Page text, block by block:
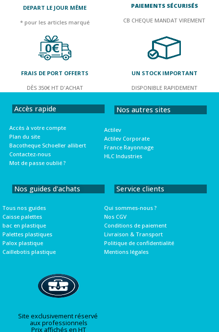
DEPART LE JOUR MÊME
* pour les articles marqué
PAIEMENTS SÉCURISÉS
CB CHEQUE MANDAT VIREMENT
FRAIS DE PORT OFFERTS
DÈS 350€ HT D'ACHAT
UN STOCK IMPORTANT
DISPONIBLE RAPIDEMENT
Accès rapide
Accès à votre compte
Plan du site
Bacotheque Schoeller allibert
Contactez-nous
Mot de passe oublié ?
Nos autres sites
Actilev
Actilev Corporate
France Rayonnage
HLC Industries
Nos guides d'achats
Tous nos guides
Caisse palettes
bac en plastique
Palettes plastiques
Palox plastique
Caillebotis plastique
Service clients
Qui sommes-nous ?
Nos CGV
Conditions de paiement
Livraison & Transport
Politique de confidentialité
Mentions légales
Site exclusivement réservé
aux professionnels
Prix affichés en HT